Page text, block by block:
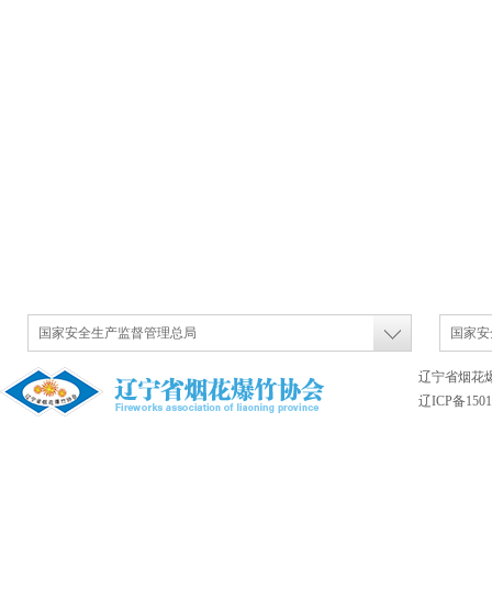
国家安全生产监督管理总局 国家
辽宁省烟花
辽ICP备